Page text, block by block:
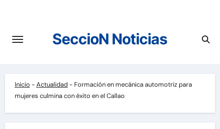
contenido
SeccioN Noticias
Inicio - Actualidad- Formación en mecánica automotriz para
mujeres culmina con éxito en el Callao